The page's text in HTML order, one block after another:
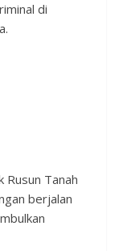
di
Rusun Tanah
berjalan